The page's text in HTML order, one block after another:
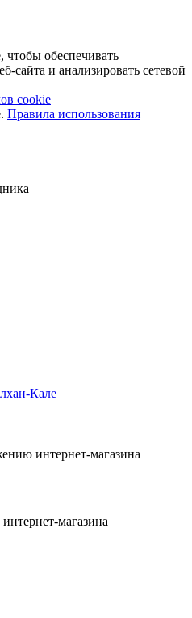
обеспечивать
сайта и анализировать сетевой
cookie
Правила использования
Кале
интернет-магазина
магазина